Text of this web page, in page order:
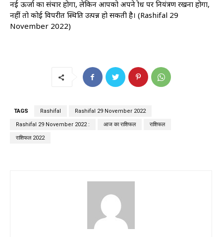
नई ऊर्जा का संचार होगा, लेकिन आपको अपने क्रोध पर नियंत्रण रखना होगा,
नहीं तो कोई विपरीत स्थिति उत्पन्न हो सकती है। (Rashifal 29
November 2022)
TAGS Rashifal Rashifal 29 November 2022
Rashifal 29 November 2022 : आज का राशिफल राशिफल
राशिफल 2022